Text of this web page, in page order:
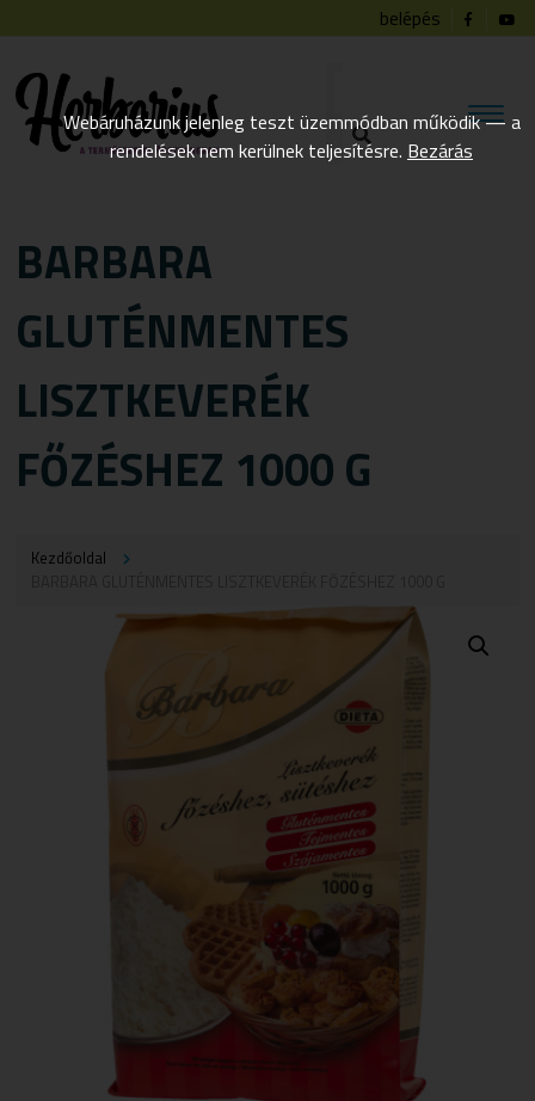
belépés
BARBARA
GLUTÉNMENTES
LISZTKEVERÉK
FŐZÉSHEZ 1000 G
Kezdőoldal
Webáruházunk jelenleg teszt üzemmódban működik — a
rendelések nem kerülnek teljesítésre. Bezárás